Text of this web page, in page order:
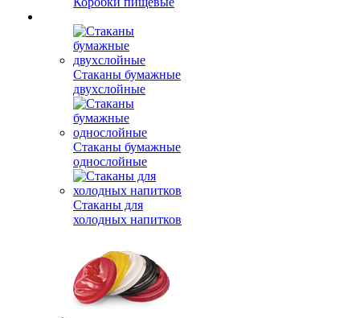
Стаканы бумажные
двухслойные
Стаканы бумажные
однослойные
Стаканы для
холодных напитков